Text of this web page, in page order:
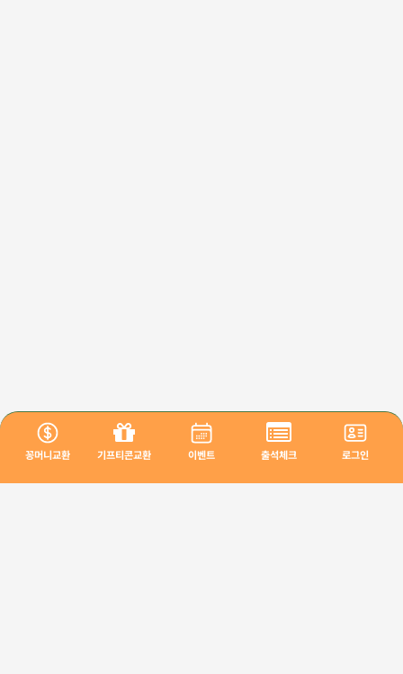
꽁머니교환 기프티콘교환 이벤트 출석체크 로그인